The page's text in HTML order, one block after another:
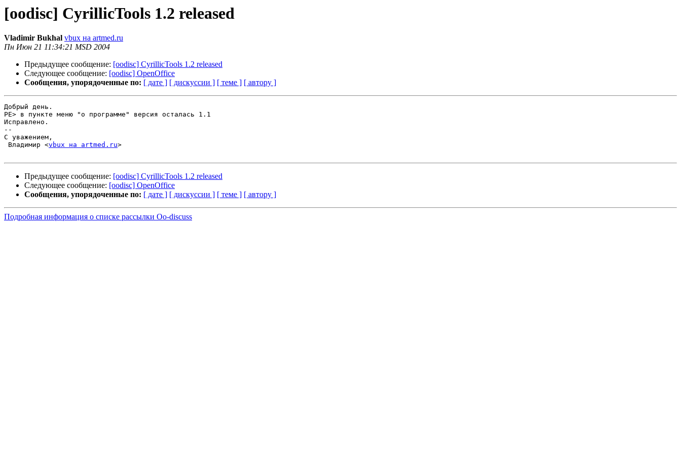
[oodisc] CyrillicTools 1.2 released
Vladimir Bukhal vbux на artmed.ru
Пн Июн 21 11:34:21 MSD 2004
Предыдущее сообщение: [oodisc] CyrillicTools 1.2 released
Следующее сообщение: [oodisc] OpenOffice
Сообщения, упорядоченные по: [ дате ] [ дискуссии ] [ теме ] [ автору ]
Добрый день.
PE> в пункте меню "о программе" версия осталась 1.1
Исправлено.
--
С уважением,
Владимир <vbux на artmed.ru>
Предыдущее сообщение: [oodisc] CyrillicTools 1.2 released
Следующее сообщение: [oodisc] OpenOffice
Сообщения, упорядоченные по: [ дате ] [ дискуссии ] [ теме ] [ автору ]
Подробная информация о списке рассылки Oo-discuss